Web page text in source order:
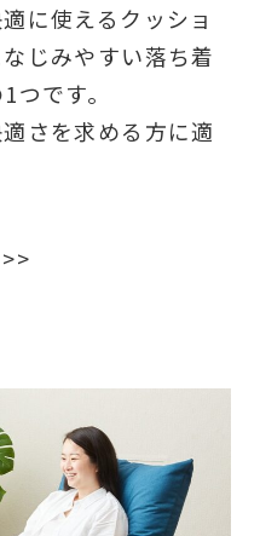
に使えるクッショ
じみやすい落ち着
です。
さを求める方に適
>>